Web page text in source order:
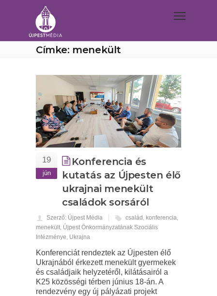
Címke: menekült
19
jún
Konferencia és
kutatás az Újpesten élő
ukrajnai menekült
családok sorsáról
Szerző: Újpest Média család , konferencia,
menekült, Újpest Önkormányzatának Szociális
Intézménye, Ukrajna
Konferenciát rendeztek az Újpesten élő
Ukrajnából érkezett menekült gyermekek
és családjaik helyzetéről, kilátásairól a
K25 közösségi térben június 18-án. A
rendezvény egy új pályázati projekt